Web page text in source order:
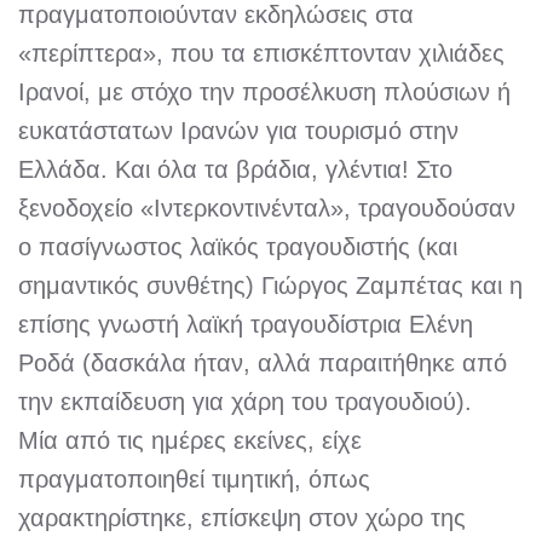
πραγματοποιούνταν εκδηλώσεις στα
«περίπτερα», που τα επισκέπτονταν χιλιάδες
Ιρανοί, με στόχο την προσέλκυση πλούσιων ή
ευκατάστατων Ιρανών για τουρισμό στην
Ελλάδα. Και όλα τα βράδια, γλέντια! Στο
ξενοδοχείο «Ιντερκοντινένταλ», τραγουδούσαν
ο πασίγνωστος λαϊκός τραγουδιστής (και
σημαντικός συνθέτης) Γιώργος Ζαμπέτας και η
επίσης γνωστή λαϊκή τραγουδίστρια Ελένη
Ροδά (δασκάλα ήταν, αλλά παραιτήθηκε από
την εκπαίδευση για χάρη του τραγουδιού).
Μία από τις ημέρες εκείνες, είχε
πραγματοποιηθεί τιμητική, όπως
χαρακτηρίστηκε, επίσκεψη στον χώρο της